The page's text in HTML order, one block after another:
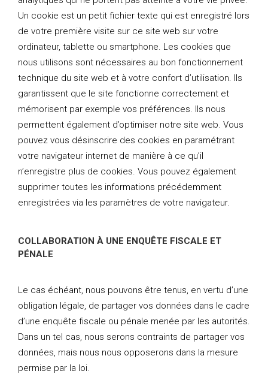
Un cookie est un petit fichier texte qui est enregistré lors
de votre première visite sur ce site web sur votre
ordinateur, tablette ou smartphone. Les cookies que
nous utilisons sont nécessaires au bon fonctionnement
technique du site web et à votre confort d’utilisation. Ils
garantissent que le site fonctionne correctement et
mémorisent par exemple vos préférences. Ils nous
permettent également d’optimiser notre site web. Vous
pouvez vous désinscrire des cookies en paramétrant
votre navigateur internet de manière à ce qu’il
n’enregistre plus de cookies. Vous pouvez également
supprimer toutes les informations précédemment
enregistrées via les paramètres de votre navigateur.
COLLABORATION À UNE ENQUÊTE FISCALE ET
PÉNALE
Le cas échéant, nous pouvons être tenus, en vertu d’une
obligation légale, de partager vos données dans le cadre
d’une enquête fiscale ou pénale menée par les autorités.
Dans un tel cas, nous serons contraints de partager vos
données, mais nous nous opposerons dans la mesure
permise par la loi.